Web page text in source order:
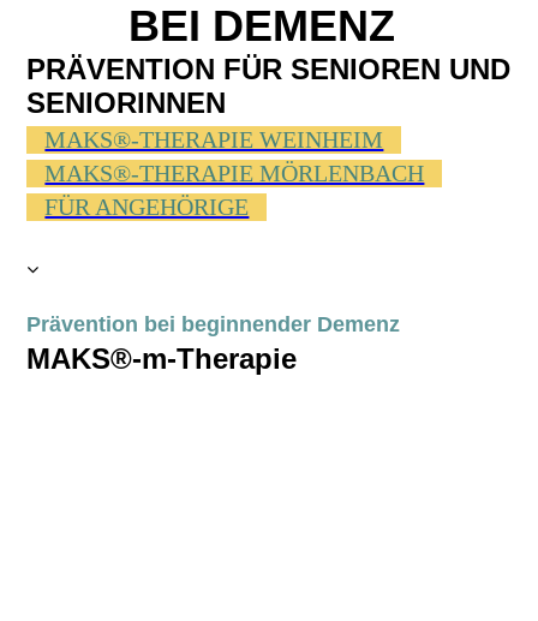
BEI DEMENZ
PRÄVENTION FÜR SENIOREN UND
SENIORINNEN
MAKS®-THERAPIE WEINHEIM
MAKS®-THERAPIE MÖRLENBACH
FÜR ANGEHÖRIGE
Prävention bei beginnender Demenz
MAKS®-m-Therapie